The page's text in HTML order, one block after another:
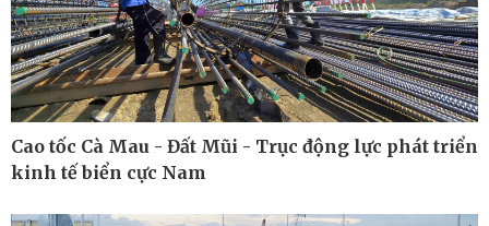
Thế giới
Cuộc sống đó đây
Multimedia
Video
Cao tốc Cà Mau - Đất Mũi - Trục động lực phát triển
kinh tế biển cực Nam